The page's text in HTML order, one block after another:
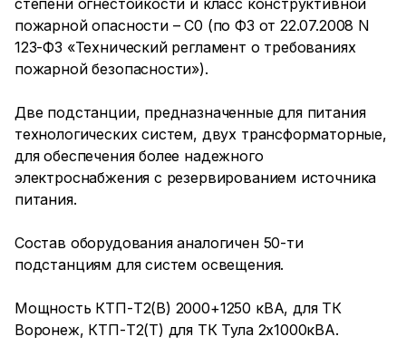
степени огнестойкости и класс конструктивной
пожарной опасности – С0 (по ФЗ от 22.07.2008 N
123-ФЗ «Технический регламент о требованиях
пожарной безопасности»).
Две подстанции, предназначенные для питания
технологических систем, двух трансформаторные,
для обеспечения более надежного
электроснабжения с резервированием источника
питания.
Состав оборудования аналогичен 50-ти
подстанциям для систем освещения.
Мощность КТП-Т2(В) 2000+1250 кВА, для ТК
Воронеж, КТП-Т2(Т) для ТК Тула 2х1000кВА.